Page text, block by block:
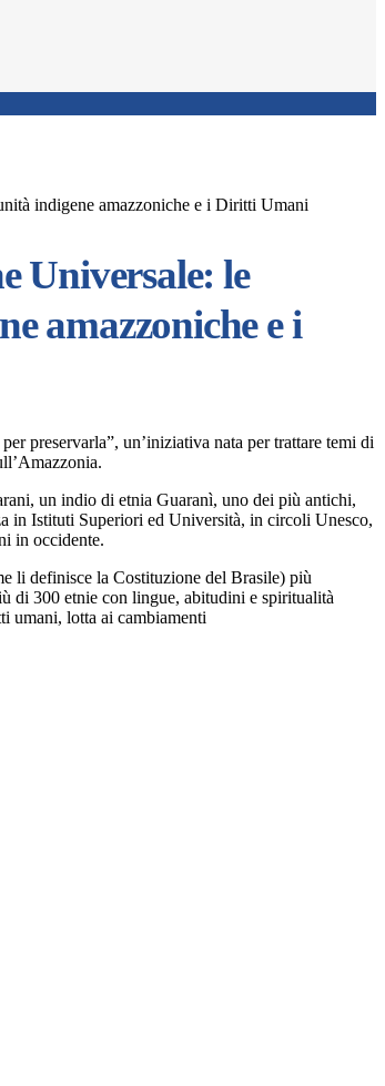
indigene amazzoniche e i Diritti Umani
Universale: le
amazzoniche e i
preservarla”, un’iniziativa nata per trattare temi di
un indio di etnia Guaranì, uno dei più antichi,
in Istituti Superiori ed Università, in circoli Unesco,
in occidente.
li definisce la Costituzione del Brasile) più
di 300 etnie con lingue, abitudini e spiritualità
umani, lotta ai cambiamenti